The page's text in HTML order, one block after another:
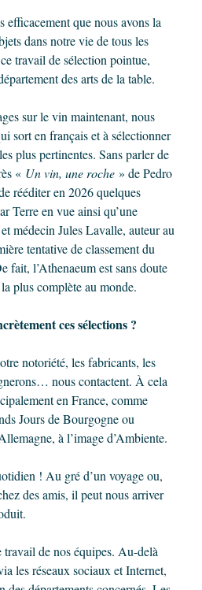
efficacement que nous avons la
dans notre vie de tous les
travail de sélection pointue,
des arts de la table.
sur le vin maintenant, nous
sort en français et à sélectionner
plus pertinentes. Sans parler de
« Un vin, une roche» de Pedro
rééditer en 2026 quelques
Terre en vue ainsi qu’une
médecin Jules Lavalle, auteur au
tentative de classement du
fait, l’Athenaeum est sans doute
plus complète au monde.
ces sélections ?
notoriété, les fabricants, les
nous contactent. À cela
en France, comme
Jours de Bourgogne ou
à l’image d’Ambiente.
! Au gré d’un voyage ou,
des amis, il peut nous arriver
de nos équipes. Au-delà
les réseaux sociaux et Internet,